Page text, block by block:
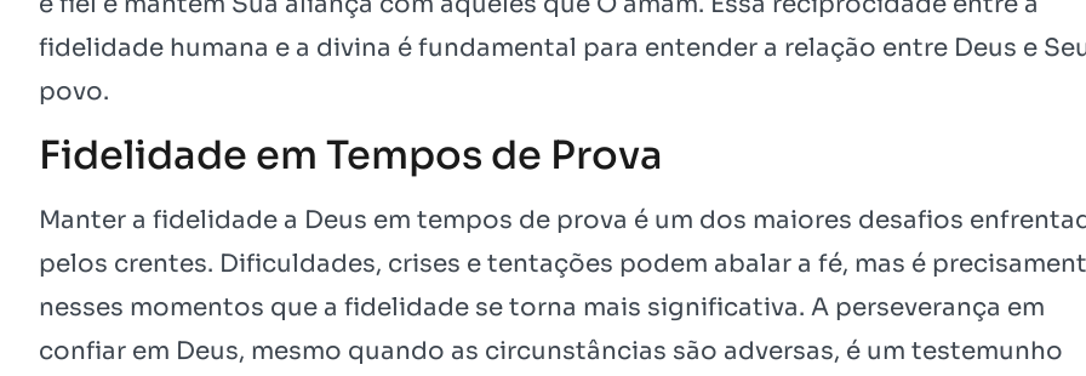
fidelidade humana e a divina é fundamental para entender a relação entre Deus e
povo.
Fidelidade em Tempos de Prova
Manter a fidelidade a Deus em tempos de prova é um dos maiores desafios
pelos crentes. Dificuldades, crises e tentações podem abalar a fé, mas é
nesses momentos que a fidelidade se torna mais significativa. A perseverança em
confiar em Deus, mesmo quando as circunstâncias são adversas, é um testemunho